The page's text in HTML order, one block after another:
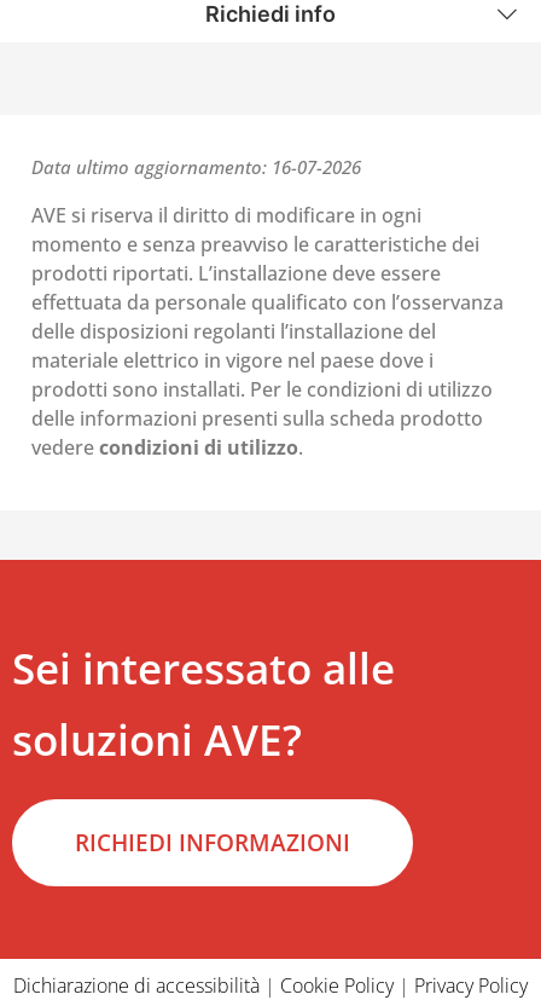
Richiedi info
Data ultimo aggiornamento: 16-07-2026
AVE si riserva il diritto di modificare in ogni
momento e senza preavviso le caratteristiche dei
prodotti riportati. L’installazione deve essere
effettuata da personale qualificato con l’osservanza
delle disposizioni regolanti l’installazione del
materiale elettrico in vigore nel paese dove i
prodotti sono installati. Per le condizioni di utilizzo
delle informazioni presenti sulla scheda prodotto
vederecondizioni di utilizzo.
Sei interessato alle
soluzioni AVE?
RICHIEDI INFORMAZIONI
Dichiarazione di accessibilità | Cookie Policy| Privacy Policy